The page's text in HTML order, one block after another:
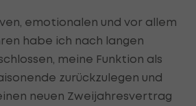
emotionalen und vor allem
habe ich nach langen
meine Funktion als
zurückzulegen und
neuen Zweijahresvertrag